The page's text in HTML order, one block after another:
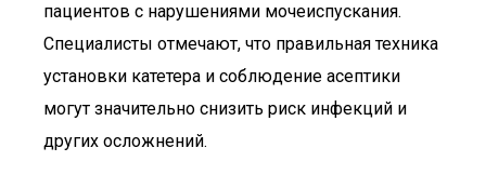
пациентов с нарушениями мочеиспускания.
Специалисты отмечают, что правильная техника
установки катетера и соблюдение асептики
могут значительно снизить риск инфекций и
других осложнений.